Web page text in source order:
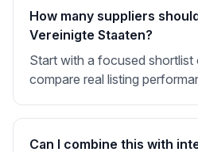
How many suppliers
Vereinigte Staaten?
Start with a focused shortlist
compare real listing
Can I combine this with